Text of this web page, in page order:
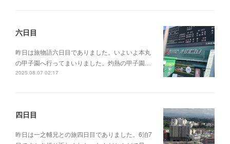
六日目
昨日は旅物語六日目でありました。いよいよ本丸
の甲子園へ行ってまいりました。灼熱の甲子園…
2025.08.07 02:17
四日目
昨日は一之輔兄との旅四日目でありました。6泊7